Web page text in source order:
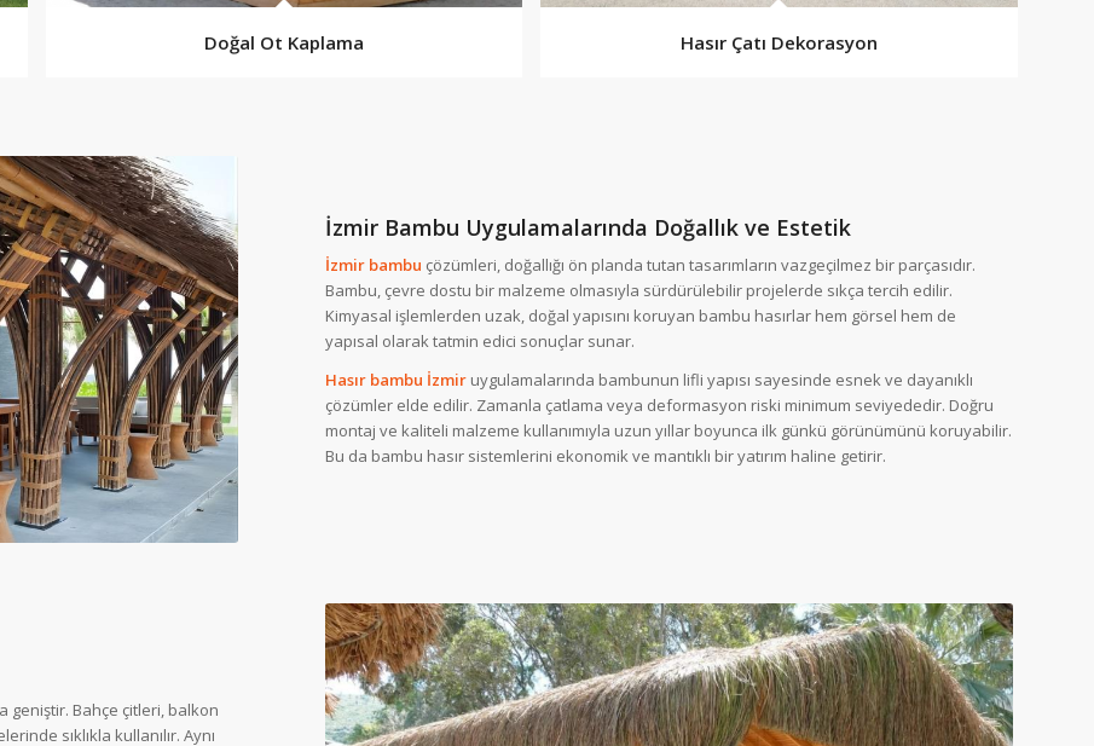
Doğal Ot Kaplama Hasır Çatı Dekorasyon
İzmir Bambu Uygulamalarında Doğallık ve Estetik
İzmir bambu çözümleri, doğallığı ön planda tutan tasarımların vazgeçilmez bir parçasıdır.
Bambu, çevre dostu bir malzeme olmasıyla sürdürülebilir projelerde sıkça tercih edilir.
Kimyasal işlemlerden uzak, doğal yapısını koruyan bambu hasırlar hem görsel hem de
yapısal olarak tatmin edici sonuçlar sunar.
Hasır bambu İzmir uygulamalarında bambunun lifli yapısı sayesinde esnek ve dayanıklı
çözümler elde edilir. Zamanla çatlama veya deformasyon riski minimum seviyededir. Doğru
montaj ve kaliteli malzeme kullanımıyla uzun yıllar boyunca ilk günkü görünümünü koruyabilir.
Bu da bambu hasır sistemlerini ekonomik ve mantıklı bir yatırım haline getirir.
geniştir. Bahçe çitleri, balkon
sıklıkla kullanılır. Aynı